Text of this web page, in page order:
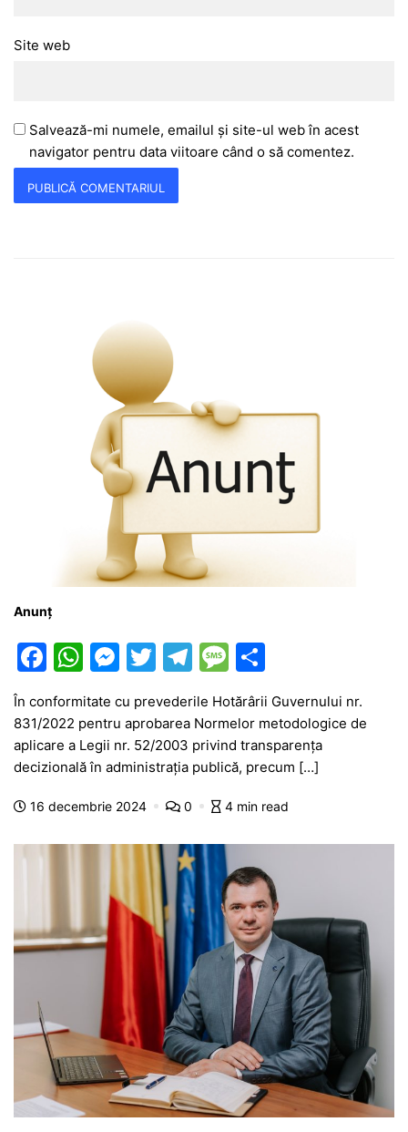
Site web
Salvează-mi numele, emailul și site-ul web în acest
navigator pentru data viitoare când o să comentez.
Anunț
F
c
e
b
o
W
at
s
A
p
M
s
s
e
n
er
T
itt
er
T
e
gr
a
m
M
s
s
a
g
ta
je
a
z
În conformitate cu prevederile Hotărârii Guvernului nr.
831/2022 pentru aprobarea Normelor metodologice de
aplicare a Legii nr. 52/2003 privind transparenţa
decizională în administraţia publică, precum […]
16 decembrie 2024 0 4 min read